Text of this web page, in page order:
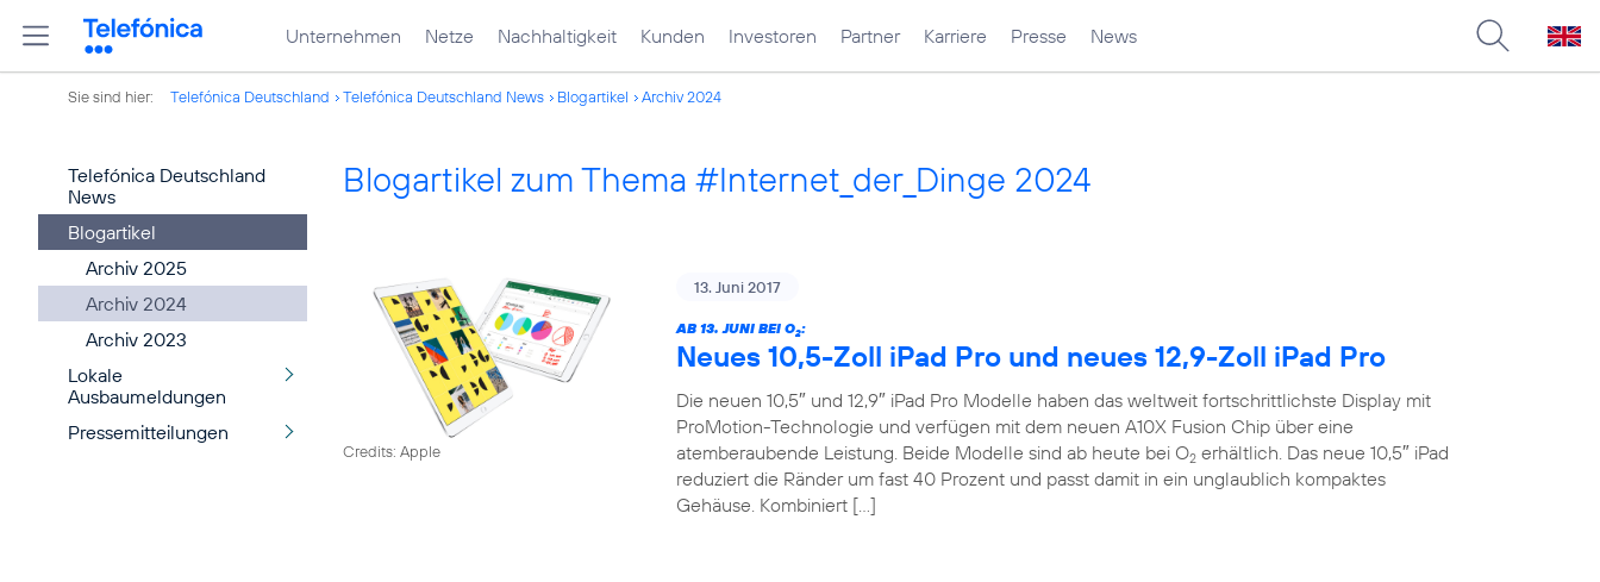
Unternehmen Netze Nachhaltigkeit Kunden Investoren Partner Karriere Presse News
Sie sind hier: Telefónica Deutschland Telefónica Deutschland News Blogartikel Archiv 2024
Telefónica Deutschland
News
Blogartikel
Archiv 2025
Archiv 2024
Archiv 2023
Lokale
Ausbaumeldungen
Pressemitteilungen
Blogartikel zum Thema #Internet_der_Dinge 2024
Credits: Apple
13. Juni 2017
AB 13. JUNI BEI O2:
Neues 10,5-Zoll iPad Pro und neues 12,9-Zoll iPad Pro
Die neuen 10,5″ und 12,9″ iPad Pro Modelle haben das weltweit fortschrittlichste Display mit
ProMotion-Technologie und verfügen mit dem neuen A10X Fusion Chip über eine
atemberaubende Leistung. Beide Modelle sind ab heute bei O2 erhältlich. Das neue 10,5″ iPad
reduziert die Ränder um fast 40 Prozent und passt damit in ein unglaublich kompaktes
Gehäuse. Kombiniert […]